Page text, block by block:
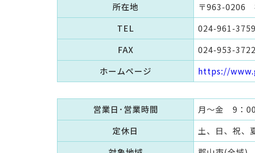
所在地
〒963-0206
TEL
024-961-3759
FAX
024-953-3722
ホームページ
https://
営業日･営業時間
月～金 9：
定休日
土、日、祝、